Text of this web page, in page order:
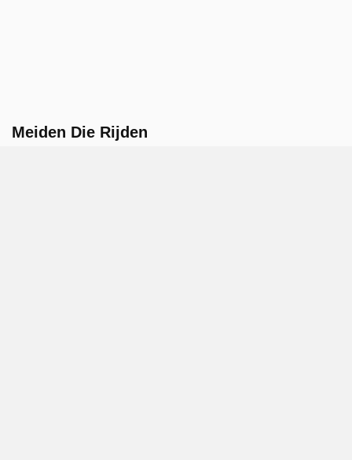
Meiden Die Rijden